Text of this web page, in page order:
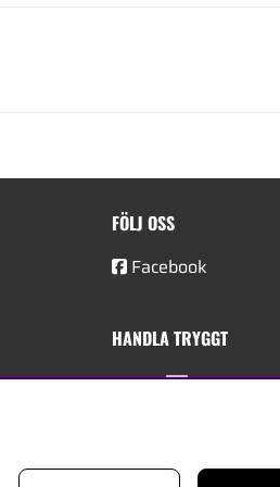
FÖLJ OSS
Facebook
HANDLA TRYGGT